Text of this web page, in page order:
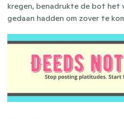
kregen, benadrukte de bot het
gedaan hadden om zover te